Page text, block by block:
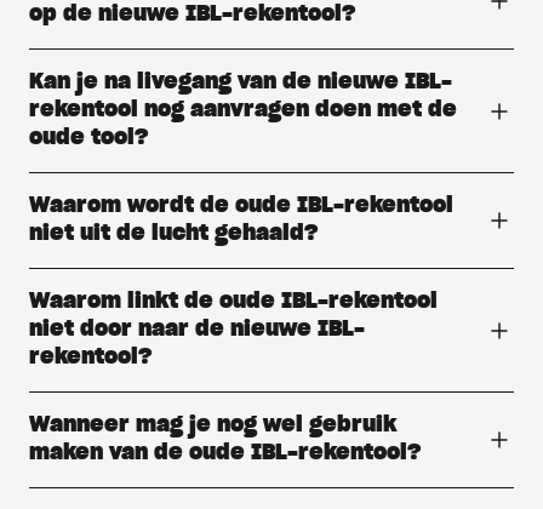
op de nieuwe IBL-rekentool?
Kan je na livegang van de nieuwe IBL-
rekentool nog aanvragen doen met de
oude tool?
Waarom wordt de oude IBL-rekentool
niet uit de lucht gehaald?
Waarom linkt de oude IBL-rekentool
niet door naar de nieuwe IBL-
rekentool?
Wanneer mag je nog wel gebruik
maken van de oude IBL-rekentool?